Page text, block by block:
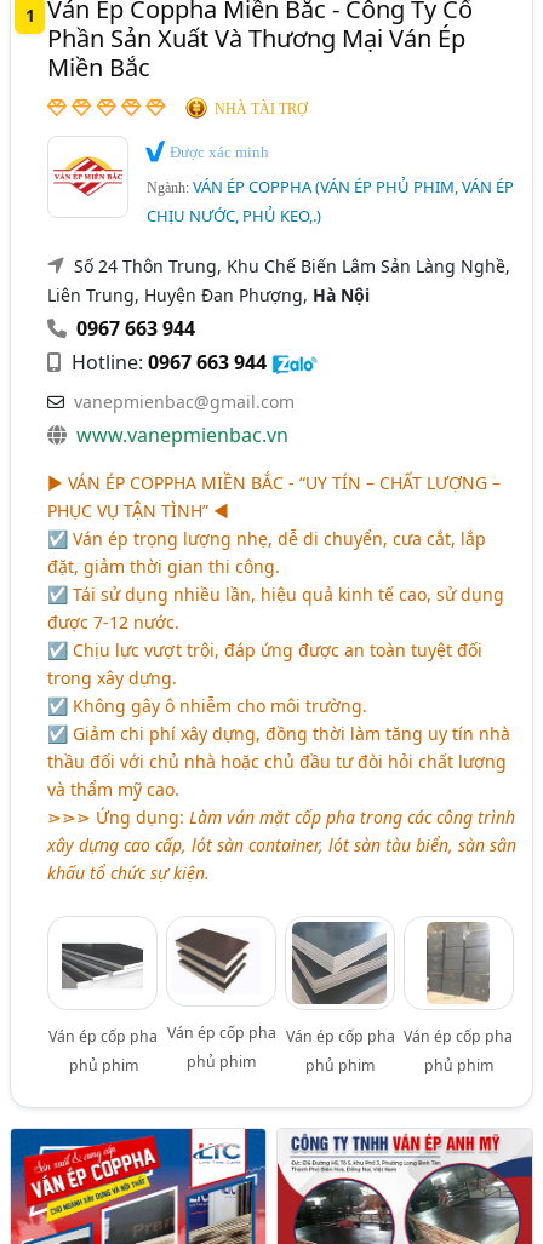
Phú Yên
Quảng Ninh
Thái Bình
Thái Nguyên
TP. Cần Thơ
Vĩnh Phúc
Đắk Nông
Bắc Giang
Bình Định
Ninh Thuận
Quảng Bình
Quảng Nam
Yên Bái
1
Ván Ép Coppha Miền Bắc - Công Ty Cổ
Phần Sản Xuất Và Thương Mại Ván Ép
Miền Bắc
NHÀ TÀI TRỢ
Được xác minh
Ngành:VÁN ÉP COPPHA (VÁN ÉP PHỦ PHIM, VÁN ÉP
CHỊU NƯỚC, PHỦ KEO,.)
Số 24 Thôn Trung, Khu Chế Biến Lâm Sản Làng Nghề,
Liên Trung, Huyện Đan Phượng, Hà Nội
0967 663 944
Hotline:0967 663 944
vanepmienbac@gmail.com
www.vanepmienbac.vn
►VÁN ÉP COPPHA MIỀN BẮC - “UY TÍN – CHẤT LƯỢNG –
PHỤC VỤ TẬN TÌNH” ◄
☑ Ván ép trọng lượng nhẹ, dễ di chuyển, cưa cắt, lắp
đặt, giảm thời gian thi công.
☑ Tái sử dụng nhiều lần, hiệu quả kinh tế cao, sử dụng
được 7-12 nước.
☑ Chịu lực vượt trội, đáp ứng được an toàn tuyệt đối
trong xây dựng.
☑ Không gây ô nhiễm cho môi trường.
☑ Giảm chi phí xây dựng, đồng thời làm tăng uy tín nhà
thầu đối với chủ nhà hoặc chủ đầu tư đòi hỏi chất lượng
và thẩm mỹ cao.
⋗⋗⋗ Ứng dụng:Làm ván mặt cốp pha trong các công trình
xây dựng cao cấp, lót sàn container, lót sàn tàu biển, sàn sân
khấu tổ chức sự kiện.
Ván ép cốp pha
phủ phim
Ván ép cốp pha
phủ phim
Ván ép cốp pha
phủ phim
Ván ép cốp pha
phủ phim